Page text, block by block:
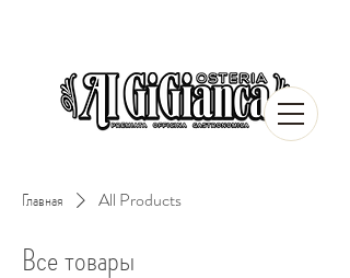
Главная All Products
Все товары